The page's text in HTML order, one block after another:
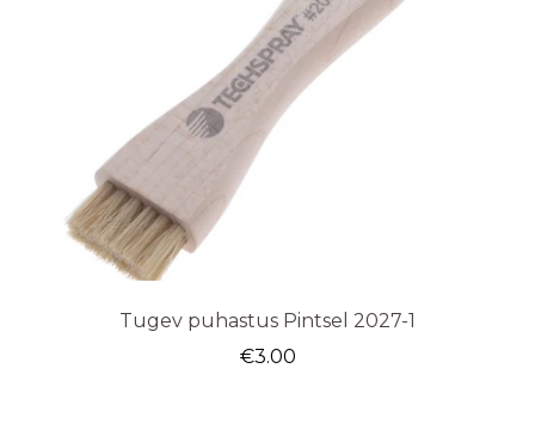
Tugev puhastus Pintsel 2027-1
€3.00